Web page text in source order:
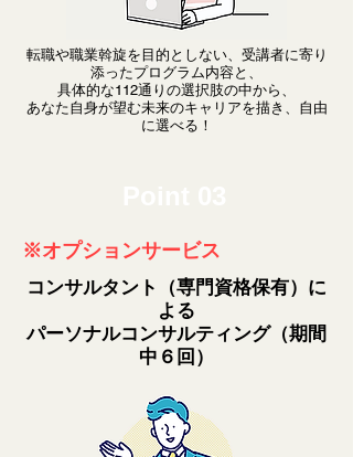
転職や職業斡旋を目的としない、受講者に寄り
添ったプログラム内容と、
具体的な112通りの選択肢の中から、
あなた自身が望む未来のキャリアを描き、自由
に選べる！
※オプションサービス
コンサルタント（専門資格保有）に
よる
パーソナルコンサルティング（期間
中６回）